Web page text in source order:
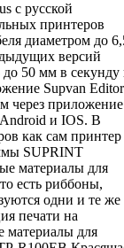
с русской
принтеров
диаметром до
версий
до 50 мм в секунду
Supvan Editor
через приложение
и IOS. В
как сам принтер
SUPRINT
материалы для
есть риббоны,
одни и те же
печати на
материалы для